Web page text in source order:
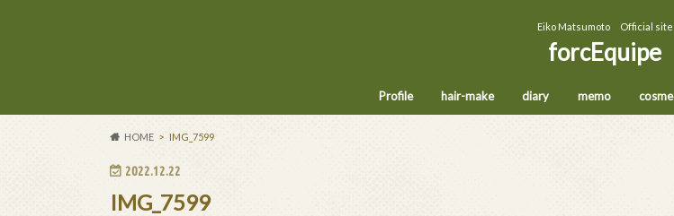
Eiko Matsumoto Official site
forcEquipe
Profile hair-make diary memo cosme
HOME IMG_7599
2022.12.22
IMG_7599